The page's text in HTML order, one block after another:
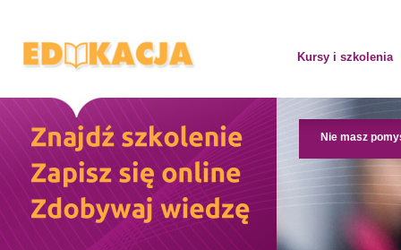
Kursy i szkolenia
Nie masz